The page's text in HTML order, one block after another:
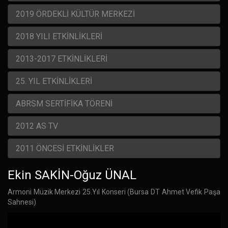
2019 ÖRDEKLİ KÜLTÜR MERKEZİ
2018 YILI ETKİNLİKLERİ
2013-2017 ETKİNLİKLERİ
25. YIL ETKİNLİKLERİ
ABRSM SERTİFİKA TÖRENİ
2012 AS TV
2011 ÖNCESİ ETKİNLİKLER
Ekin SAKİN-Oğuz ÜNAL
Armoni Müzik Merkezi 25.Yıl Konseri (Bursa DT Ahmet Vefik Paşa
Sahnesi)